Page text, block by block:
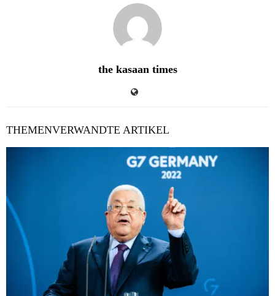
the kasaan times
THEMENVERWANDTE ARTIKEL